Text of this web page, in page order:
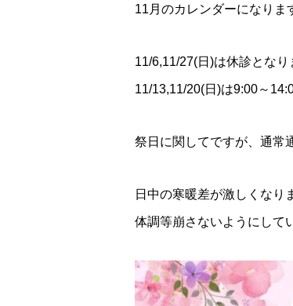
11月のカレンダーになりま
11/6,11/27(日)は休診となり
11/13,11/20(日)は9:00～
祭日に関してですが、通常
日中の寒暖差が激しくなり
体調等崩さないようにして